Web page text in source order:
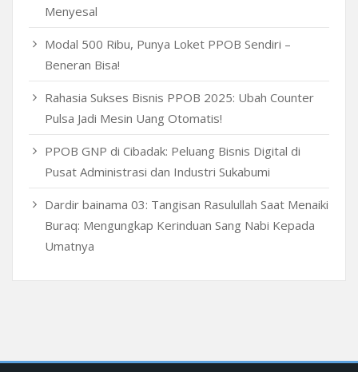
Menyesal
Modal 500 Ribu, Punya Loket PPOB Sendiri –
Beneran Bisa!
Rahasia Sukses Bisnis PPOB 2025: Ubah Counter
Pulsa Jadi Mesin Uang Otomatis!
PPOB GNP di Cibadak: Peluang Bisnis Digital di
Pusat Administrasi dan Industri Sukabumi
Dardir bainama 03: Tangisan Rasulullah Saat Menaiki
Buraq: Mengungkap Kerinduan Sang Nabi Kepada
Umatnya